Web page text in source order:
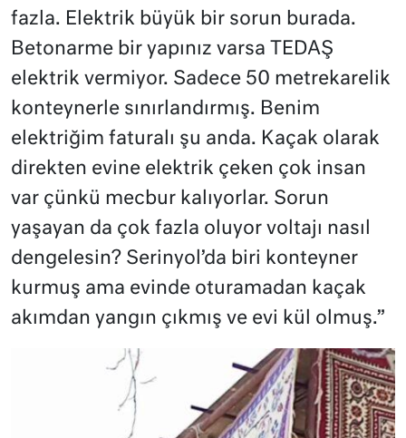
fazla. Elektrik büyük bir sorun burada.
Betonarme bir yapınız varsa TEDAŞ
elektrik vermiyor. Sadece 50 metrekarelik
konteynerle sınırlandırmış. Benim
elektriğim faturalı şu anda. Kaçak olarak
direkten evine elektrik çeken çok insan
var çünkü mecbur kalıyorlar. Sorun
yaşayan da çok fazla oluyor voltajı nasıl
dengelesin? Serinyol’da biri konteyner
kurmuş ama evinde oturamadan kaçak
akımdan yangın çıkmış ve evi kül olmuş.”